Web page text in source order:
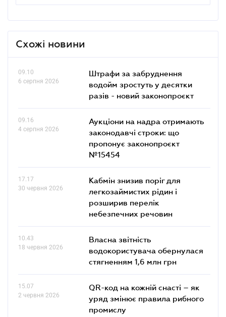
Схожі новини
09.10
6 серпня 2026
Штрафи за забруднення
водойм зростуть у десятки
разів - новий законопроєкт
09.16
4 серпня 2026
Аукціони на надра отримають
законодавчі строки: що
пропонує законопроєкт
№15454
17.17
30 червня 2026
Кабмін знизив поріг для
легкозаймистих рідин і
розширив перелік
небезпечних речовин
10.43
18 червня 2026
Власна звітність
водокористувача обернулася
стягненням 1,6 млн грн
15.07
2 червня 2026
QR-код на кожній снасті – як
уряд змінює правила рибного
промислу